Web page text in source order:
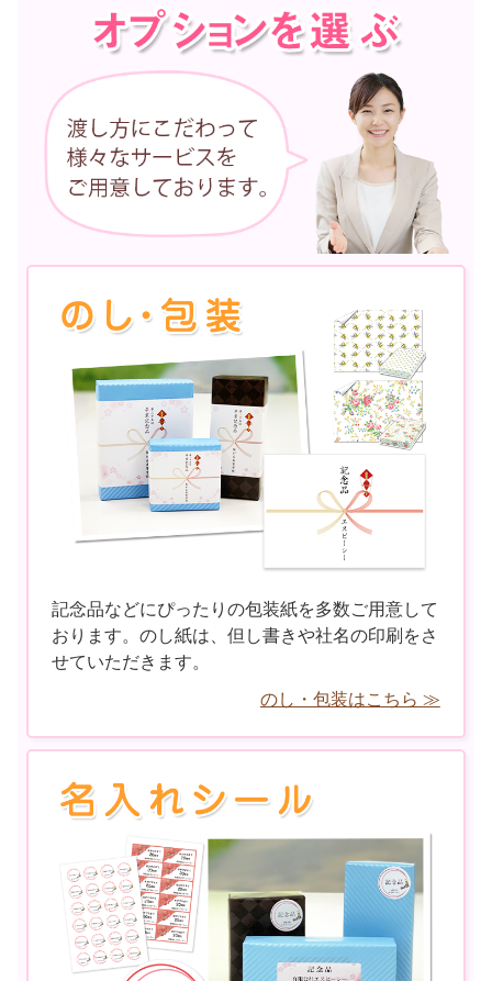
記念品などにぴったりの包装紙を多数ご用意して
おります。のし紙は、但し書きや社名の印刷をさ
せていただきます。
のし・包装はこちら ≫